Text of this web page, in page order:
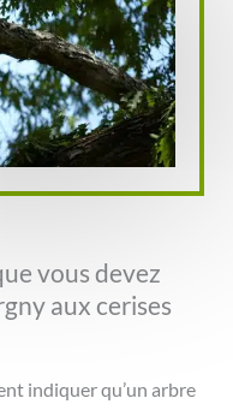
vous devez
aux cerises
indiquer qu’un arbre